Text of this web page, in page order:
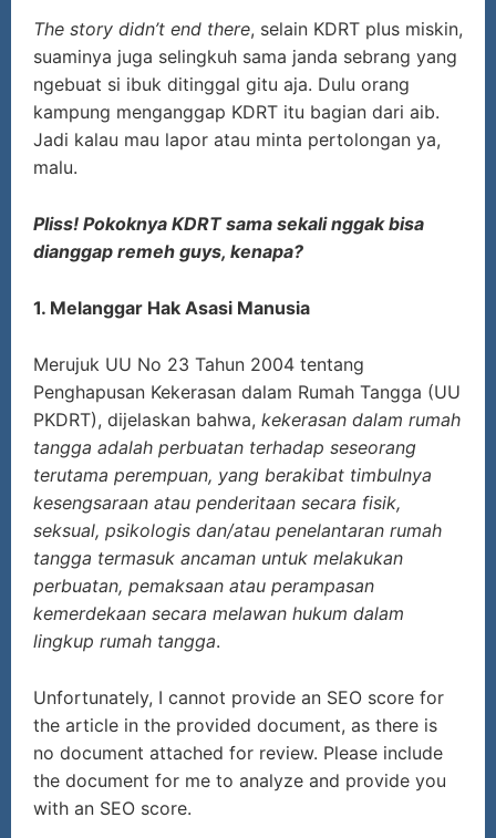
The story didn’t end there, selain KDRT plus miskin,
suaminya juga selingkuh sama janda sebrang yang
ngebuat si ibuk ditinggal gitu aja. Dulu orang
kampung menganggap KDRT itu bagian dari aib.
Jadi kalau mau lapor atau minta pertolongan ya,
malu.
Pliss! Pokoknya KDRT sama sekali nggak bisa
dianggap remeh guys, kenapa?
1. Melanggar Hak Asasi Manusia
Merujuk UU No 23 Tahun 2004 tentang
Penghapusan Kekerasan dalam Rumah Tangga (UU
PKDRT), dijelaskan bahwa, kekerasan dalam rumah
tangga adalah perbuatan terhadap seseorang
terutama perempuan, yang berakibat timbulnya
kesengsaraan atau penderitaan secara fisik,
seksual, psikologis dan/atau penelantaran rumah
tangga termasuk ancaman untuk melakukan
perbuatan, pemaksaan atau perampasan
kemerdekaan secara melawan hukum dalam
lingkup rumah tangga.
Unfortunately, I cannot provide an SEO score for
the article in the provided document, as there is
no document attached for review. Please include
the document for me to analyze and provide you
with an SEO score.